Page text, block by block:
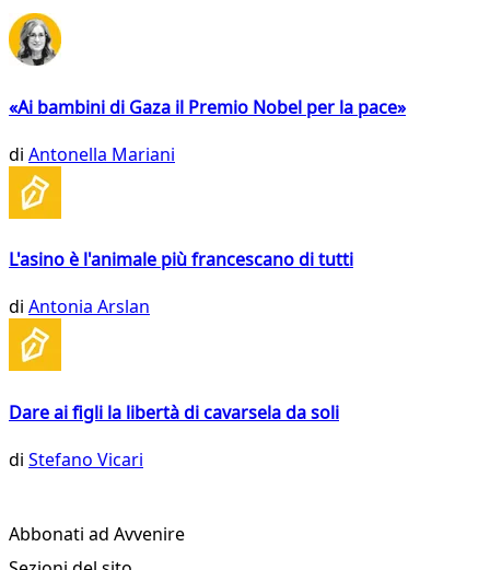
«Ai bambini di Gaza il Premio Nobel per la pace»
di Antonella Mariani
L'asino è l'animale più francescano di tutti
di Antonia Arslan
Dare ai figli la libertà di cavarsela da soli
di Stefano Vicari
Abbonati ad Avvenire